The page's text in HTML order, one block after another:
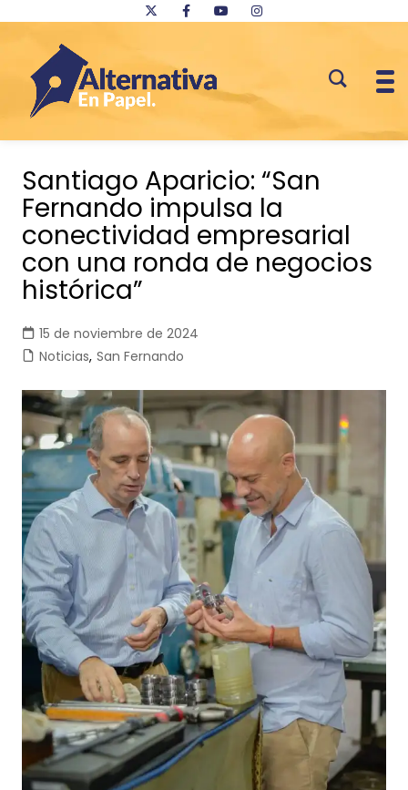
contenido
Santiago Aparicio: “San
Fernando impulsa la
conectividad empresarial
con una ronda de negocios
histórica”
15 de noviembre de 2024
Noticias, San Fernando